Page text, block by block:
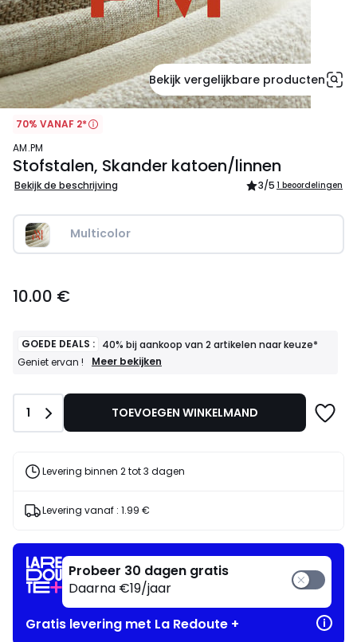
Bekijk vergelijkbare producten
70% VANAF 2*
AM.PM
Stofstalen, Skander katoen/linnen
Bekijk de beschrijving 3/5 1 beoordelingen
Multicolor
€.
10.00 €
GOEDE DEALS : 40% bij aankoop van 2 artikelen naar keuze*
Geniet ervan !
GOEDE
artikelen
Geniet
Meer bekijken
Aantal
1 TOEVOEGEN WINKELMAND
Levering binnen 2 tot 3 dagen
Levering vanaf : 1.99 €
Probeer 30 dagen gratis
Daarna €19/jaar
Gratis levering met La Redoute +